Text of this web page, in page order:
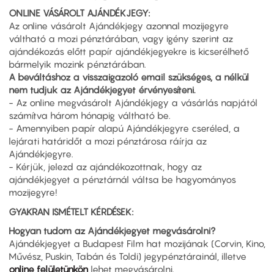
ONLINE VÁSÁROLT AJÁNDÉKJEGY:
Az online vásárolt Ajándékjegy azonnal mozijegyre
váltható a mozi pénztárában, vagy igény szerint az
ajándékozás előtt papír ajándékjegyekre is kicserélhető
bármelyik mozink pénztárában.
A beváltáshoz a visszaigazoló email szükséges, a nélkül
nem tudjuk az Ajándékjegyet érvényesíteni.
- Az online megvásárolt Ajándékjegy a vásárlás napjától
számítva három hónapig váltható be.
- Amennyiben papír alapú Ajándékjegyre cseréled, a
lejárati határidőt a mozi pénztárosa ráírja az
Ajándékjegyre.
- Kérjük, jelezd az ajándékozottnak, hogy az
ajándékjegyet a pénztárnál váltsa be hagyományos
mozijegyre!
GYAKRAN ISMÉTELT KÉRDÉSEK:
Hogyan tudom az Ajándékjegyet megvásárolni?
Ajándékjegyet a Budapest Film hat mozijának (Corvin, Kino,
Művész, Puskin, Tabán és Toldi) jegypénztárainál, illetve
online felületünkön lehet megvásárolni.